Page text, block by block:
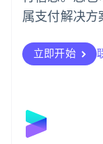
属支付解决方
立即开始
日本語English
瑞典
瑞士
Deutsch
English
斯洛文尼亚